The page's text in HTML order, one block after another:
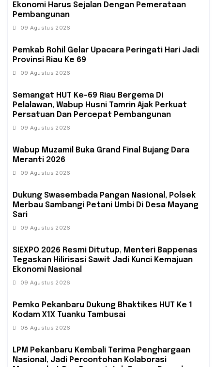
Ekonomi Harus Sejalan Dengan Pemerataan
Pembangunan
09 Agustus 2026
Pemkab Rohil Gelar Upacara Peringati Hari Jadi
Provinsi Riau Ke 69
09 Agustus 2026
Semangat HUT Ke-69 Riau Bergema Di
Pelalawan, Wabup Husni Tamrin Ajak Perkuat
Persatuan Dan Percepat Pembangunan
09 Agustus 2026
Wabup Muzamil Buka Grand Final Bujang Dara
Meranti 2026
09 Agustus 2026
Dukung Swasembada Pangan Nasional, Polsek
Merbau Sambangi Petani Umbi Di Desa Mayang
Sari
09 Agustus 2026
SIEXPO 2026 Resmi Ditutup, Menteri Bappenas
Tegaskan Hilirisasi Sawit Jadi Kunci Kemajuan
Ekonomi Nasional
09 Agustus 2026
Pemko Pekanbaru Dukung Bhaktikes HUT Ke 1
Kodam X1X Tuanku Tambusai
08 Agustus 2026
‎LPM Pekanbaru Kembali Terima Penghargaan
Nasional, Jadi Percontohan Kolaborasi